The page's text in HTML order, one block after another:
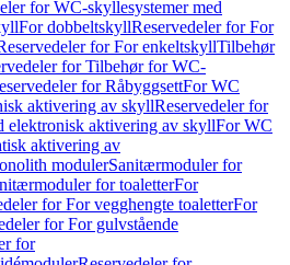
for WC-skyllesystemer med
For dobbeltskyllReservedeler for For
for For enkeltskyllTilbehør
for Tilbehør for WC-
for RåbyggsettFor WC
aktivering av skyllReservedeler for
elektronisk aktivering av skyllFor WC
aktivering av
modulerSanitærmoduler for
for toaletterFor
for For vegghengte toaletterFor
for For gulvstående
for